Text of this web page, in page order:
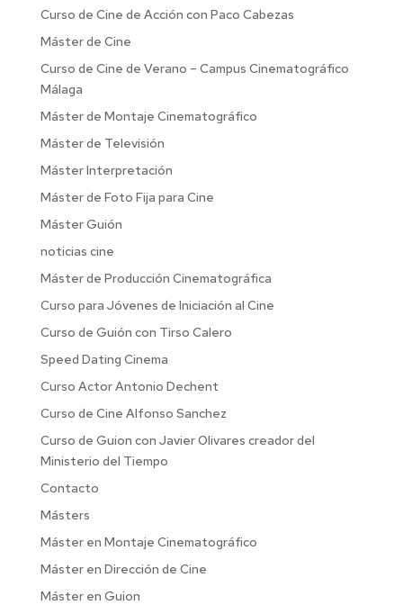
Curso de Cine de Acción con Paco Cabezas
Máster de Cine
Curso de Cine de Verano – Campus Cinematográfico
Málaga
Máster de Montaje Cinematográfico
Máster de Televisión
Máster Interpretación
Máster de Foto Fija para Cine
Máster Guión
noticias cine
Máster de Producción Cinematográfica
Curso para Jóvenes de Iniciación al Cine
Curso de Guión con Tirso Calero
Speed Dating Cinema
Curso Actor Antonio Dechent
Curso de Cine Alfonso Sanchez
Curso de Guion con Javier Olivares creador del
Ministerio del Tiempo
Contacto
Másters
Máster en Montaje Cinematográfico
Máster en Dirección de Cine
Máster en Guion